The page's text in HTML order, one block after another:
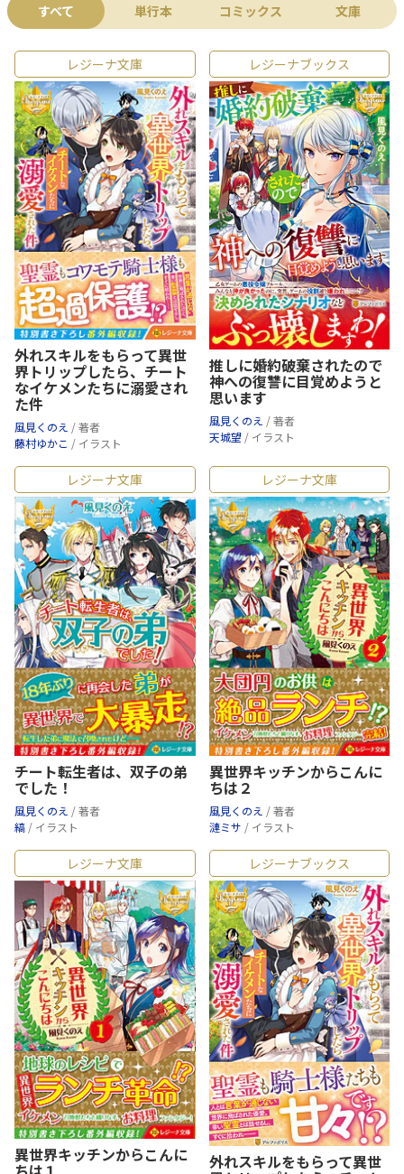
すべて 単行本 コミックス 文庫
レジーナ文庫
外れスキルをもらって異世
界トリップしたら、チート
なイケメンたちに溺愛され
た件
風見くのえ / 著者
藤村ゆかこ / イラスト
レジーナブックス
推しに婚約破棄されたので
神への復讐に目覚めようと
思います
風見くのえ / 著者
天城望 / イラスト
レジーナ文庫
チート転生者は、双子の弟
でした！
風見くのえ / 著者
縞 / イラスト
レジーナ文庫
異世界キッチンからこんに
ちは２
風見くのえ / 著者
漣ミサ / イラスト
レジーナ文庫
異世界キッチンからこんに
レジーナブックス
外れスキルをもらって異世